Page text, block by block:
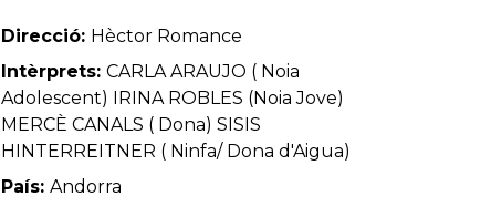
Direcció: Hèctor Romance
Intèrprets:CARLA ARAUJO ( Noia
Adolescent) IRINA ROBLES (Noia Jove)
MERCÈ CANALS ( Dona) SISIS
HINTERREITNER ( Ninfa/ Dona d'Aigua)
País:Andorra